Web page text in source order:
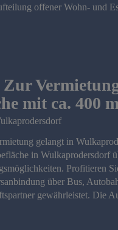
offener Wohn- und
Zur
mit ca. 400
gelangt in
in Wulkaprodersdorf
Profitieren
über Bus,
gewährleistet. Die